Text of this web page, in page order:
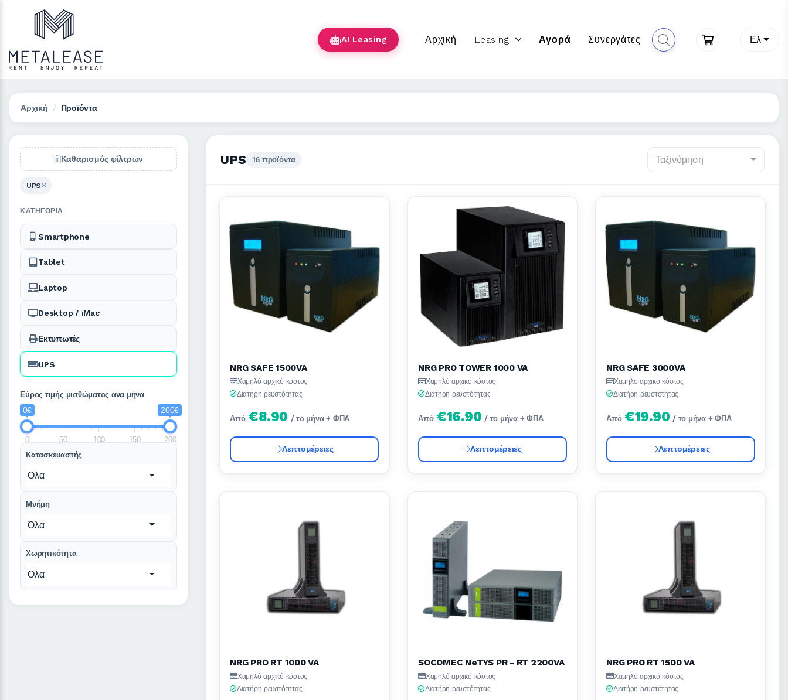
AI Leasing Αρχική Leasing Αγορά Συνεργάτες Ελ
Αρχική Προϊόντα
Καθαρισμός φίλτρων
UPS
ΚΑΤΗΓΟΡΊΑ
Smartphone
Tablet
Laptop
Desktop / iMac
Εκτυπωτές
UPS
Εύρος τιμής μισθώματος ανα μήνα
0€ 200€
0 50 100 150
200
Κατασκευαστής
Όλα
Μνήμη
Όλα
Χωρητικότητα
Όλα
UPS 16 προϊόντα Ταξινόμηση
NRG SAFE 1500VA
Χαμηλό αρχικό κόστος
Διατήρη ρευστότητας
Από €8.90 / το μήνα + ΦΠΑ
Λεπτομέρειες
NRG PRO TOWER 1000 VA
Χαμηλό αρχικό κόστος
Διατήρη ρευστότητας
Από €16.90 / το μήνα + ΦΠΑ
Λεπτομέρειες
NRG SAFE 3000VA
Χαμηλό αρχικό κόστος
Διατήρη ρευστότητας
Από €19.90 / το μήνα + ΦΠΑ
Λεπτομέρειες
NRG PRO RT 1000 VA
Χαμηλό αρχικό κόστος
Διατήρη ρευστότητας
SOCOMEC NeTYS PR - RT 2200VA
Χαμηλό αρχικό κόστος
Διατήρη ρευστότητας
NRG PRO RT 1500 VA
Χαμηλό αρχικό κόστος
Διατήρη ρευστότητας